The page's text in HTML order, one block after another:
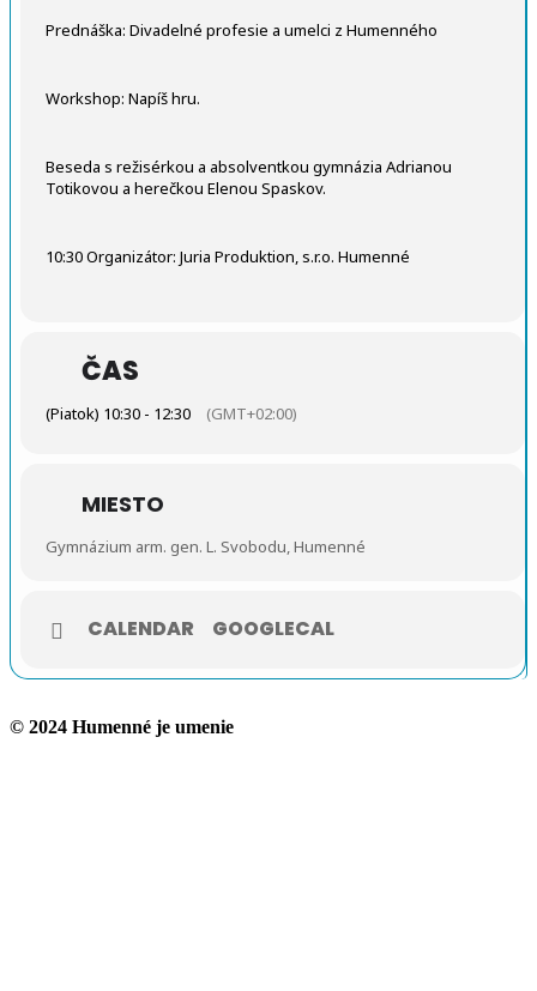
Prednáška: Divadelné profesie a umelci z Humenného
Workshop: Napíš hru.
Beseda s režisérkou a absolventkou gymnázia Adrianou
Totikovou a herečkou Elenou Spaskov.
10:30 Organizátor: Juria Produktion, s.r.o. Humenné
ČAS
(Piatok) 10:30 - 12:30 (GMT+02:00)
MIESTO
Gymnázium arm. gen. L. Svobodu, Humenné
CALENDAR GOOGLECAL
© 2024 Humenné je umenie